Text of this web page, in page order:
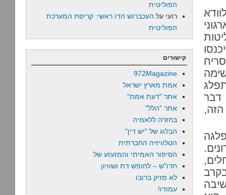
דבר
נחלים,
הישיבה
הפוליטית
רועי על העכברוש הדו ראשי: קריסת המערכת
הפוליטית
קישורים
972Magazine
אמת מארץ ישראל
אתר "דעת אמת"
אתר "הלל"
בחזרה ללאמיה
הבלוג של "יש דין"
הטלוויזיה החברתית
הסיפור האמיתי והמזעזע של
חדו"ש – לחופש דת ושוויון
לא מזיק ברובו
עמודו!